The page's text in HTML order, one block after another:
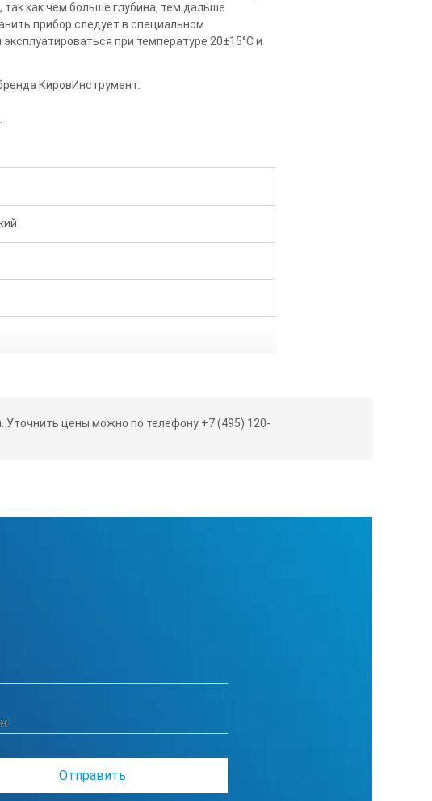
как чем больше глубина, тем дальше
прибор следует в специальном
при температуре 20±15°С и
КировИнструмент.
115
Уточнить цены можно по телефону +7 (495) 120-